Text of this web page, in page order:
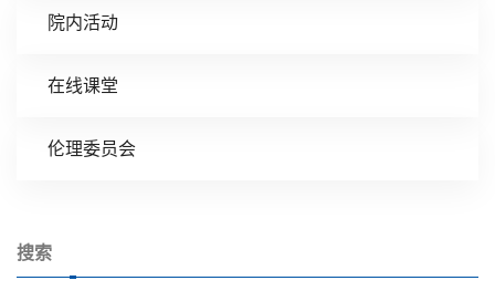
院内活动
在线课堂
伦理委员会
搜索